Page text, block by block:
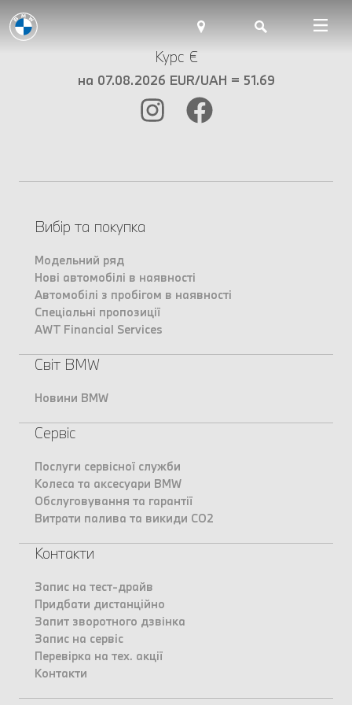
Курс €
на 07.08.2026 EUR/UAH = 51.69
Вибір та покупка
Модельний ряд
Нові автомобілі в наявності
Автомобілі з пробігом в наявності
Спеціальні пропозиції
AWT Financial Services
Світ BMW
Новини BMW
Сервіс
Послуги сервісної служби
Колеса та аксесуари BMW
Обслуговування та гарантії
Витрати палива та викиди CO2
Контакти
Запис на тест-драйв
Придбати дистанційно
Запит зворотного дзвінка
Запис на сервіс
Перевірка на тех. акції
Контакти